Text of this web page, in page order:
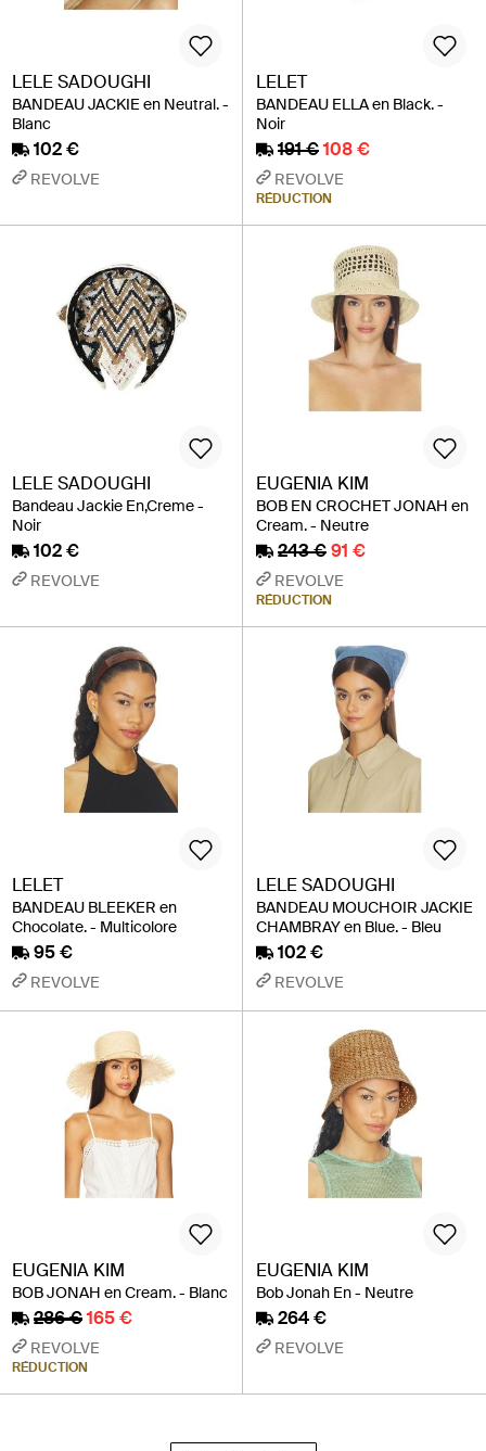
LELE SADOUGHI
BANDEAU JACKIE en Neutral. -
Blanc
102 €
REVOLVE
LELET
BANDEAU ELLA en Black. -
Noir
191 €108 €
REVOLVE
RÉDUCTION
LELE SADOUGHI
Bandeau Jackie En,Creme -
Noir
102 €
REVOLVE
EUGENIA KIM
BOB EN CROCHET JONAH en
Cream. - Neutre
243 €91 €
REVOLVE
RÉDUCTION
LELET
BANDEAU BLEEKER en
Chocolate. - Multicolore
95 €
REVOLVE
LELE SADOUGHI
BANDEAU MOUCHOIR JACKIE
CHAMBRAY en Blue. - Bleu
102 €
REVOLVE
EUGENIA KIM
BOB JONAH en Cream. - Blanc
286 €165 €
REVOLVE
RÉDUCTION
EUGENIA KIM
Bob Jonah En - Neutre
264 €
REVOLVE